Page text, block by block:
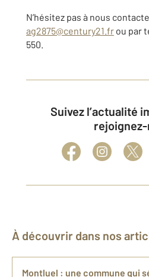
N’hésitez pas à nous
ag2875@century21.fr ou par
550.
Suivez l’actualité immobilière et
À découvrir dans nos
Montluel : une commune qui